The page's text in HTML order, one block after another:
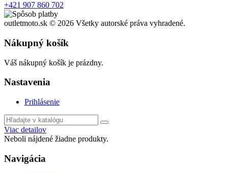
+421 907 860 702
outletmoto.sk © 2026 Všetky autorské práva vyhradené.
Nákupný košík
Váš nákupný košík je prázdny.
Nastavenia
Prihlásenie
Viac detailov
Neboli nájdené žiadne produkty.
Navigácia